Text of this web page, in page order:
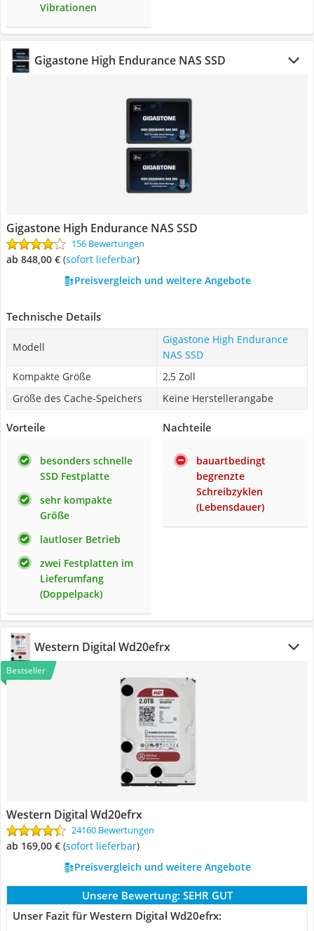
Vibrationen
Gigastone High Endurance NAS SSD
Gigastone High Endurance NAS SSD
156 Bewertungen
ab 848,00 € ( Sofort lieferbar)
Preisvergleich und weitere Angebote
Technische Details
Modell
Gigastone High Endurance
NAS SSD
Kompakte Größe
2,5 Zoll
Größe des Cache-Speichers
Keine Herstellerangabe
Vorteile
besonders schnelle
SSD Festplatte
sehr kompakte
Größe
lautloser Betrieb
zwei Festplatten im
Lieferumfang
(Doppelpack)
Nachteile
bauartbedingt
begrenzte
Schreibzyklen
(Lebensdauer)
Western Digital Wd20efrx
Bestseller
Western Digital Wd20efrx
24160 Bewertungen
ab 169,00 € ( Sofort lieferbar)
Preisvergleich und weitere Angebote
Unsere Bewertung: SEHR GUT
Unser Fazit für Western Digital Wd20efrx: